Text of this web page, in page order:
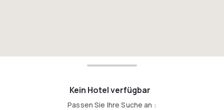
Kein Hotel verfügbar
Passen Sie Ihre Suche an :